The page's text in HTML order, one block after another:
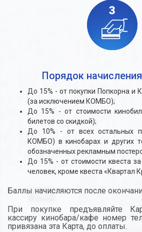
Порядок
До 15% - от покупки Попкорна и
(за исключением КОМБО);
До 15% - от стоимости
билетов со скидкой);
До 10% - от всех остальных
КОМБО) в кинобарах и других
обозначенных рекламным
До 15% - от стоимости квеста
человек, кроме квеста «Квартал
Баллы начисляются после
При покупке предъявляйте
кассиру кинобара/кафе номер
привязана эта Карта, до оплаты.